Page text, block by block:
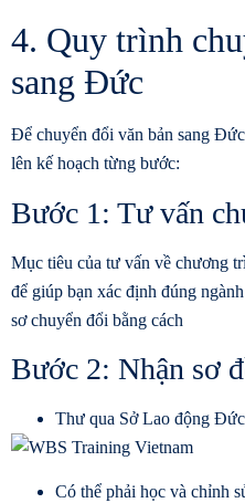
4. Quy trình
sang Đức
Để chuyển đổi văn bản sang Đức
lên kế hoạch từng bước:
Bước 1: Tư vấn
Mục tiêu của tư vấn về chương
để giúp bạn xác định đúng
sơ chuyển đổi bằng cách
Bước 2: Nhận sơ
Thư qua Sở Lao động
Có thể phải học và chỉnh